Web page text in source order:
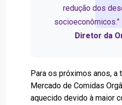
redução dos
socioeconômicos.”
Diretor da
Para os próximos anos, a
Mercado de Comidas
aquecido devido à maior